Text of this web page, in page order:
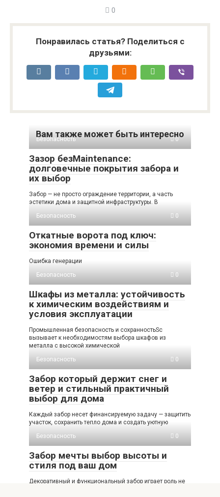
0
Понравилась статья? Поделиться с
друзьями:
Вам также может быть интересно
Безопасность 0
Зазор безMaintenance:
долговечные покрытия забора и
их выбор
Забор — не просто ограждение территории, а часть
эстетики дома и защитной инфраструктуры. В
Безопасность
0
Откатные ворота под ключ:
экономия времени и силы
Ошибка генерации
Безопасность
0
Шкафы из металла: устойчивость
к химическим воздействиям и
условия эксплуатации
Промышленная безопасность и сохранностьSc
вызывает к необходимостям выбора шкафов из
металла с высокой химической
Безопасность
0
Забор который держит снег и
ветер и стильный практичный
выбор для дома
Каждый забор несет финансируемую задачу — защитить
участок, сохранить тепло дома и создать уютную
Безопасность
0
Забор мечты выбор высоты и
стиля под ваш дом
Декоративный и функциональный забор играет роль не